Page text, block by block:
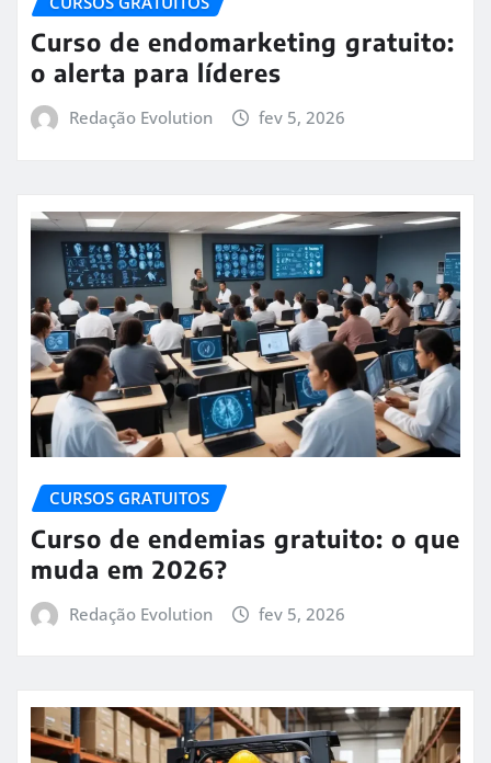
Curso de endomarketing gratuito:
o alerta para líderes
Redação Evolution fev 5, 2026
CURSOS GRATUITOS
Curso de endemias gratuito: o que
muda em 2026?
Redação Evolution fev 5, 2026